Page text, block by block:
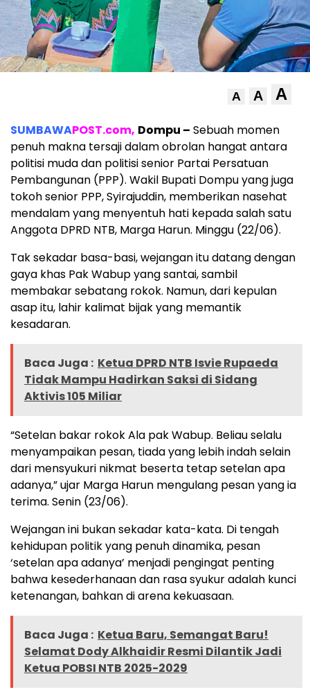
A A A
SUMBAWAPOST.com, Dompu – Sebuah momen
penuh makna tersaji dalam obrolan hangat antara
politisi muda dan politisi senior Partai Persatuan
Pembangunan (PPP). Wakil Bupati Dompu yang juga
tokoh senior PPP, Syirajuddin, memberikan nasehat
mendalam yang menyentuh hati kepada salah satu
Anggota DPRD NTB, Marga Harun. Minggu (22/06).
Tak sekadar basa-basi, wejangan itu datang dengan
gaya khas Pak Wabup yang santai, sambil
membakar sebatang rokok. Namun, dari kepulan
asap itu, lahir kalimat bijak yang memantik
kesadaran.
Baca Juga : Ketua DPRD NTB Isvie Rupaeda
Tidak Mampu Hadirkan Saksi di Sidang
Aktivis 105 Miliar
“Setelan bakar rokok Ala pak Wabup. Beliau selalu
menyampaikan pesan, tiada yang lebih indah selain
dari mensyukuri nikmat beserta tetap setelan apa
adanya,” ujar Marga Harun mengulang pesan yang ia
terima. Senin (23/06).
Wejangan ini bukan sekadar kata-kata. Di tengah
kehidupan politik yang penuh dinamika, pesan
‘setelan apa adanya’ menjadi pengingat penting
bahwa kesederhanaan dan rasa syukur adalah kunci
ketenangan, bahkan di arena kekuasaan.
Baca Juga : Ketua Baru, Semangat Baru!
Selamat Dody Alkhaidir Resmi Dilantik Jadi
Ketua POBSI NTB 2025-2029